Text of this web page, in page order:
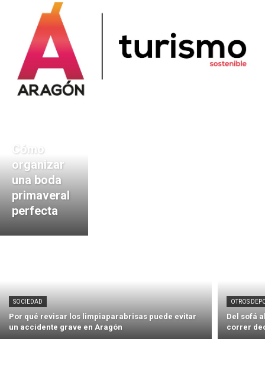
Cómo
organizar
una boda
primaveral
perfecta
SOCIEDAD
Por qué revisar los limpiaparabrisas puede evitar
un accidente grave en Aragón
OTROS
Del sofá
correr